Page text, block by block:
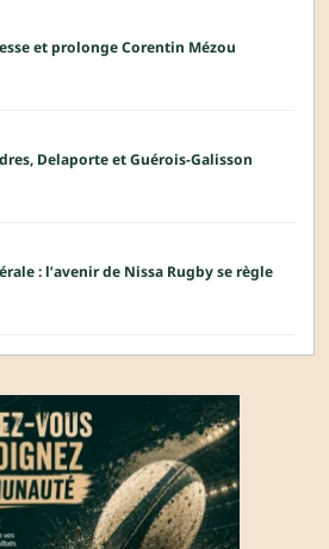
et prolonge Corentin Mézou
Delaporte et Guérois-Galisson
: l’avenir de Nissa Rugby se règle